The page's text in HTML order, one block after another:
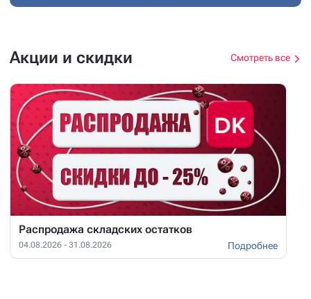
Акции и скидки Смотреть все
Распродажа складских остатков
04.08.2026 - 31.08.2026 Подробнее